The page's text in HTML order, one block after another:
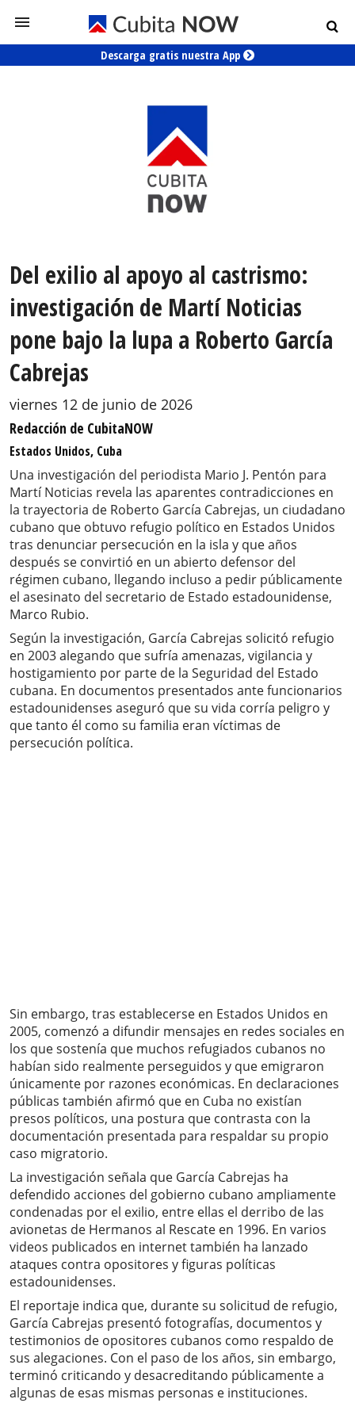
Descarga gratis nuestra App
Del exilio al apoyo al castrismo:
investigación de Martí Noticias
pone bajo la lupa a Roberto García
Cabrejas
viernes 12 de junio de 2026
Redacción de CubitaNOW
Estados Unidos, Cuba
Una investigación del periodista Mario J. Pentón para
Martí Noticias revela las aparentes contradicciones en
la trayectoria de Roberto García Cabrejas, un ciudadano
cubano que obtuvo refugio político en Estados Unidos
tras denunciar persecución en la isla y que años
después se convirtió en un abierto defensor del
régimen cubano, llegando incluso a pedir públicamente
el asesinato del secretario de Estado estadounidense,
Marco Rubio.
Según la investigación, García Cabrejas solicitó refugio
en 2003 alegando que sufría amenazas, vigilancia y
hostigamiento por parte de la Seguridad del Estado
cubana. En documentos presentados ante funcionarios
estadounidenses aseguró que su vida corría peligro y
que tanto él como su familia eran víctimas de
persecución política.
Sin embargo, tras establecerse en Estados Unidos en
2005, comenzó a difundir mensajes en redes sociales en
los que sostenía que muchos refugiados cubanos no
habían sido realmente perseguidos y que emigraron
únicamente por razones económicas. En declaraciones
públicas también afirmó que en Cuba no existían
presos políticos, una postura que contrasta con la
documentación presentada para respaldar su propio
caso migratorio.
La investigación señala que García Cabrejas ha
defendido acciones del gobierno cubano ampliamente
condenadas por el exilio, entre ellas el derribo de las
avionetas de Hermanos al Rescate en 1996. En varios
videos publicados en internet también ha lanzado
ataques contra opositores y figuras políticas
estadounidenses.
El reportaje indica que, durante su solicitud de refugio,
García Cabrejas presentó fotografías, documentos y
testimonios de opositores cubanos como respaldo de
sus alegaciones. Con el paso de los años, sin embargo,
terminó criticando y desacreditando públicamente a
algunas de esas mismas personas e instituciones.